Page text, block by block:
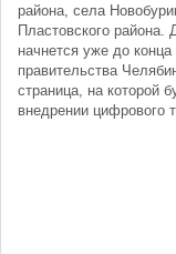
района, села
Пластовского
начнется уже до
правительства
страница, на которой
внедрении цифрового